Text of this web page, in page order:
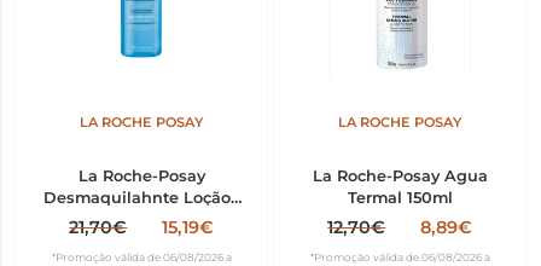
LA ROCHE POSAY
La Roche-Posay
Desmaquilahnte Loçãoo
Suave Fisio 200ml
21,70€ 15,19€
*Promoção válida de 06/08/2026 a
LA ROCHE POSAY
La Roche-Posay Agua
Termal 150ml
12,70€ 8,89€
*Promoção válida de 06/08/2026 a